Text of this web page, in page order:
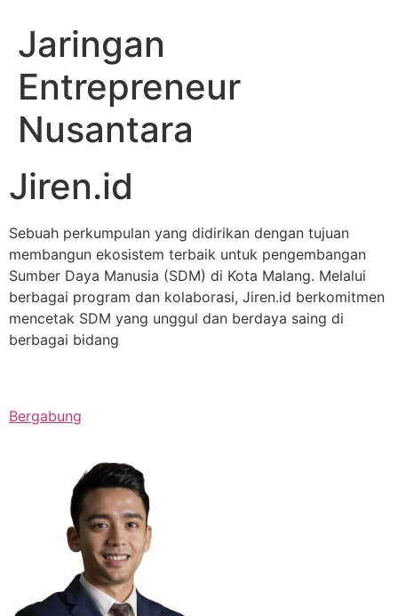
Jaringan
Entrepreneur
Nusantara
Jiren.id
Sebuah perkumpulan yang didirikan dengan tujuan
membangun ekosistem terbaik untuk pengembangan
Sumber Daya Manusia (SDM) di Kota Malang. Melalui
berbagai program dan kolaborasi, Jiren.id berkomitmen
mencetak SDM yang unggul dan berdaya saing di
berbagai bidang
Bergabung